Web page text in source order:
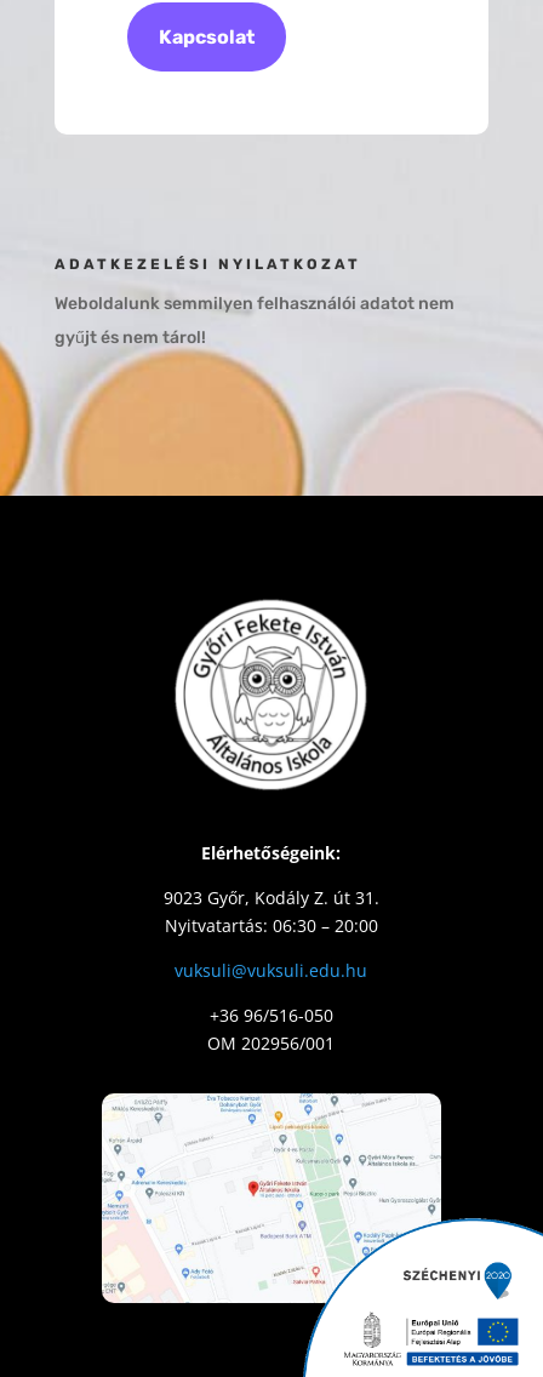
Kapcsolat
ADATKEZELÉSI NYILATKOZAT
Weboldalunk semmilyen felhasználói adatot nem
gyűjt és nem tárol!
Elérhetőségeink:
9023 Győr, Kodály Z. út 31.
Nyitvatartás: 06:30 – 20:00
vuksuli@vuksuli.edu.hu
+36 96/516-050
OM 202956/001